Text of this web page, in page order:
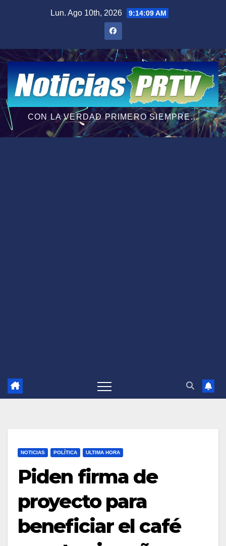
Lun. Ago 10th, 2026 9:14:10 AM
CON LA VERDAD PRIMERO SIEMPRE...
NOTICIAS POLÍTICA ULTIMA HORA
Piden firma de
proyecto para
beneficiar el café